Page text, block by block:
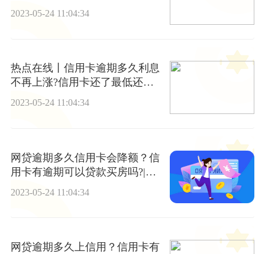
2023-05-24 11:04:34
热点在线丨信用卡逾期多久利息
不再上涨?信用卡还了最低还款
本月还用还吗?
2023-05-24 11:04:34
网贷逾期多久信用卡会降额？信
用卡有逾期可以贷款买房吗?|全
2023-05-24 11:04:34
网贷逾期多久上信用？信用卡有